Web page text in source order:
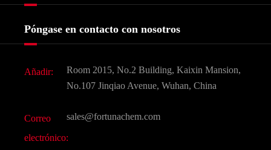
Agroquímicos e intermedios
Ingredientes Cosméticos
Sabores y fragancias
CAS químico
Todos los productos químicos finos
Historia de la empresa
Preguntas frecuentes (FAQ)
Póngase en contacto con nosotros
Añadir:
Room 2015, No.2 Building, Kaixin Mansion,
No.107 Jinqiao Avenue, Wuhan, China
Correo
electrónico:
sales@fortunachem.com